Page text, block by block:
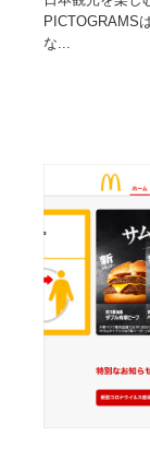
PICTOGRAMS
な...